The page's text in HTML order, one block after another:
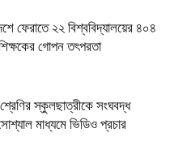
ফেরাতে ২২ বিশ্ববিদ্যালয়ের ৪০৪
গোপন তৎপরতা
স্কুলছাত্রীকে সংঘবদ্ধ
মাধ্যমে ভিডিও প্রচার